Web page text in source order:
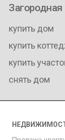
купить дом
купить
купить
снять дом